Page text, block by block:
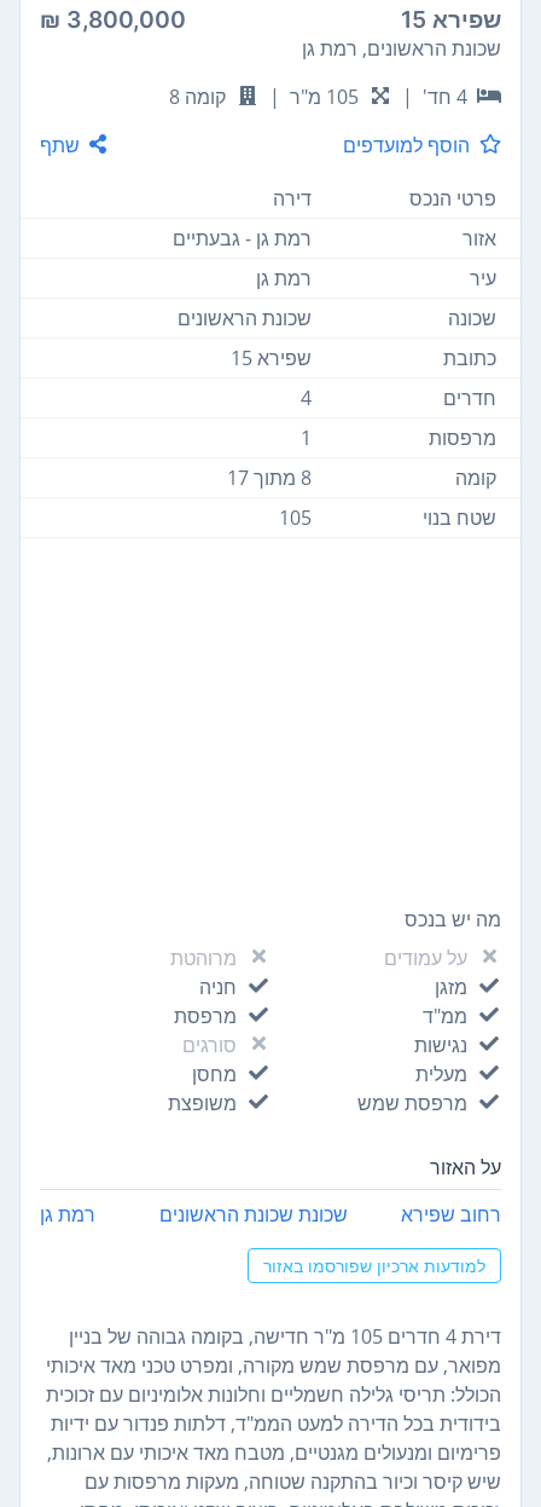
שפירא 15 3,800,000 ₪
שכונת הראשונים, רמת גן
4 חד'
| 105 מ"ר |
קומה 8
הוסף למועדפים
שתף
פרטי הנכס
דירה
אזור
רמת גן - גבעתיים
עיר
רמת גן
שכונה
שכונת הראשונים
כתובת
שפירא 15
חדרים
4
מרפסות
1
קומה
8 מתוך 17
שטח בנוי
105
מה יש בנכס
על עמודים
מרוהטת
מזגן
חניה
ממ"ד
מרפסת
נגישות
סורגים
מעלית
מחסן
מרפסת שמש
משופצת
על האזור
רחוב שפירא שכונת שכונת הראשונים רמת גן
למודעות ארכיון שפורסמו באזור
דירת 4 חדרים 105 מ"ר חדישה, בקומה גבוהה של בניין
מפואר, עם מרפסת שמש מקורה, ומפרט טכני מאד איכותי
הכולל: תריסי גלילה חשמליים וחלונות אלומיניום עם זכוכית
בידודית בכל הדירה למעט הממ"ד, דלתות פנדור עם ידיות
פרימיום ומנעולים מגנטיים, מטבח מאד איכותי עם ארונות,
שיש קיסר וכיור בהתקנה שטוחה, מעקות מרפסות עם